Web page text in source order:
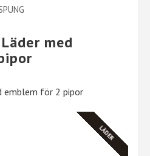
med
emblem för 2 pipor
LÄDER